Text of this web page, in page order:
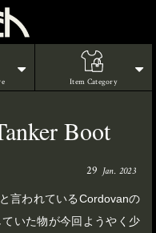
Item Category
Boot
29 Jan. 2023
言われているCordovanの
いた物が今回ようやく少